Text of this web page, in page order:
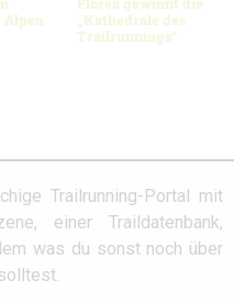
Alpen
„Kathedrale des
Trailrunnings“
Trailrunning-Portal mit
einer Traildatenbank,
was du sonst noch über